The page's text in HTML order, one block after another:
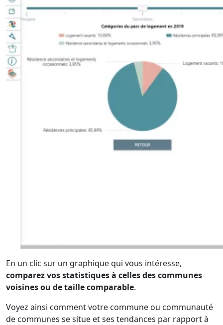
En un clic sur un graphique qui vous intéresse,
comparez vos statistiques à celles des communes
voisines ou de taille comparable.
Voyez ainsi comment votre commune ou communauté
de communes se situe et ses tendances par rapport à